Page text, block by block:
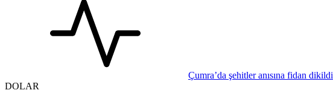
Çumra’da şehitler anısına fidan dikildi
DOLAR